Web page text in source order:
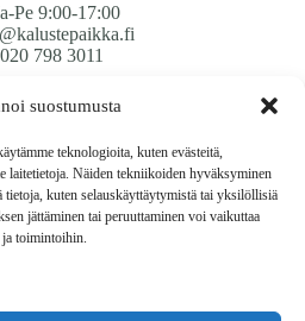
suostumusta
teknologioita, kuten evästeitä,
laitetietoja. Näiden tekniikoiden hyväksyminen
tietoja, kuten selauskäyttäytymistä tai yksilöllisiä
jättäminen tai peruuttaminen voi vaikuttaa
toimintoihin.
Pe 9:00-17:00
020 798 3011
/ Maksutavat
Toimitustavat
Maksutavat
ja palautus
Reklamaatiot